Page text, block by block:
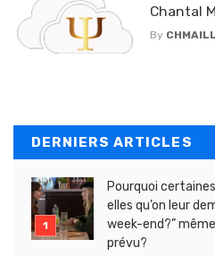
Chantal
By
DERNIERS ARTICLES
Pourquoi
elles qu’on leur
week-end?”
prévu?